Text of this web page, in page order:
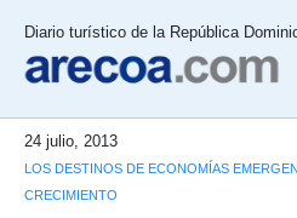
Diario turístico de la República
24 julio, 2013
LOS DESTINOS DE ECONOMÍAS
CRECIMIENTO